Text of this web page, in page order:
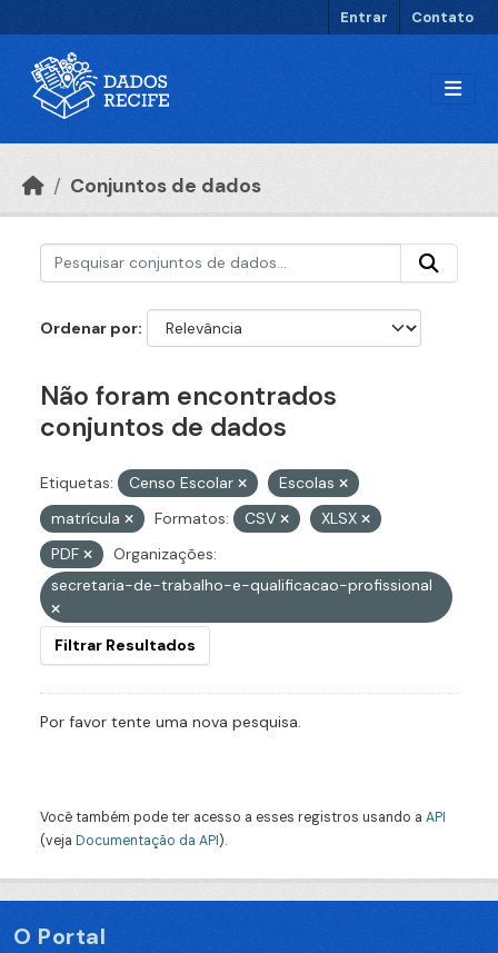
Entrar Contato
Conjuntos de dados
Ordenar por
Não foram encontrados
conjuntos de dados
Etiquetas: Censo Escolar
Escolas
matrícula
Formatos: CSV
XLSX
PDF
Organizações:
secretaria-de-trabalho-e-qualificacao-profissional
Filtrar Resultados
Por favor tente uma nova pesquisa.
Você também pode ter acesso a esses registros usando a API
(veja Documentação da API).
O Portal